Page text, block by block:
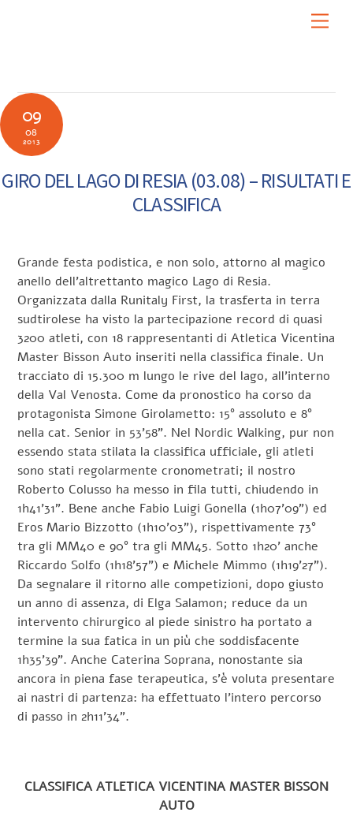
09
08
2013
GIRO DEL LAGO DI RESIA (03.08) – RISULTATI E
CLASSIFICA
Grande festa podistica, e non solo, attorno al magico
anello dell’altrettanto magico Lago di Resia.
Organizzata dalla Runitaly First, la trasferta in terra
sudtirolese ha visto la partecipazione record di quasi
3200 atleti, con 18 rappresentanti di Atletica Vicentina
Master Bisson Auto inseriti nella classifica finale. Un
tracciato di 15.300 m lungo le rive del lago, all’interno
della Val Venosta. Come da pronostico ha corso da
protagonista Simone Girolametto: 15° assoluto e 8°
nella cat. Senior in 53’58”. Nel Nordic Walking, pur non
essendo stata stilata la classifica ufficiale, gli atleti
sono stati regolarmente cronometrati; il nostro
Roberto Colusso ha messo in fila tutti, chiudendo in
1h41’31”. Bene anche Fabio Luigi Gonella (1h07’09”) ed
Eros Mario Bizzotto (1h10’03”), rispettivamente 73°
tra gli MM40 e 90° tra gli MM45. Sotto 1h20’ anche
Riccardo Solfo (1h18’57”) e Michele Mimmo (1h19’27”).
Da segnalare il ritorno alle competizioni, dopo giusto
un anno di assenza, di Elga Salamon; reduce da un
intervento chirurgico al piede sinistro ha portato a
termine la sua fatica in un più che soddisfacente
1h35’39”. Anche Caterina Soprana, nonostante sia
ancora in piena fase terapeutica, s’è voluta presentare
ai nastri di partenza: ha effettuato l’intero percorso
di passo in 2h11’34”.
CLASSIFICA ATLETICA VICENTINA MASTER BISSON
AUTO